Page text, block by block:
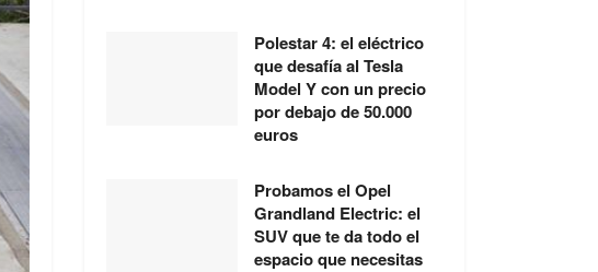
Polestar 4: el eléctrico
que desafía al Tesla
Model Y con un precio
por debajo de 50.000
euros
Probamos el Opel
Grandland Electric: el
SUV que te da todo el
espacio que necesitas